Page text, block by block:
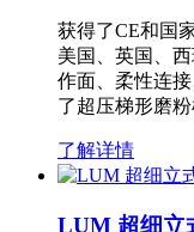
获得了CE和国
美国、英国、
作面、柔性连
了超压梯形磨
了解详情
LUM 超细立